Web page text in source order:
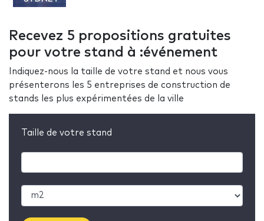
Recevez 5 propositions gratuites
pour votre stand à :événement
Indiquez-nous la taille de votre stand et nous vous
présenterons les 5 entreprises de construction de
stands les plus expérimentées de la ville
Taille de votre stand